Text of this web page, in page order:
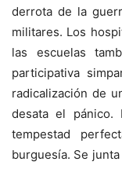
derrota de la
militares. Los
las escuelas
participativa
radicalización de
desata el
tempestad
burguesía. Se